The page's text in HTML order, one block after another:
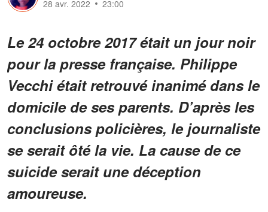
28 avr. 2022
23:00
Le 24 octobre 2017 était un jour noir
pour la presse française. Philippe
Vecchi était retrouvé inanimé dans le
domicile de ses parents. D’après les
conclusions policières, le journaliste
se serait ôté la vie. La cause de ce
suicide serait une déception
amoureuse.